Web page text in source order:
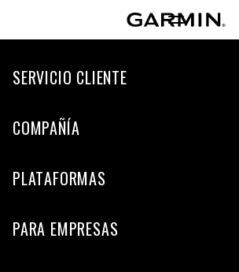
SERVICIO CLIENTE
COMPAÑÍA
PLATAFORMAS
PARA EMPRESAS